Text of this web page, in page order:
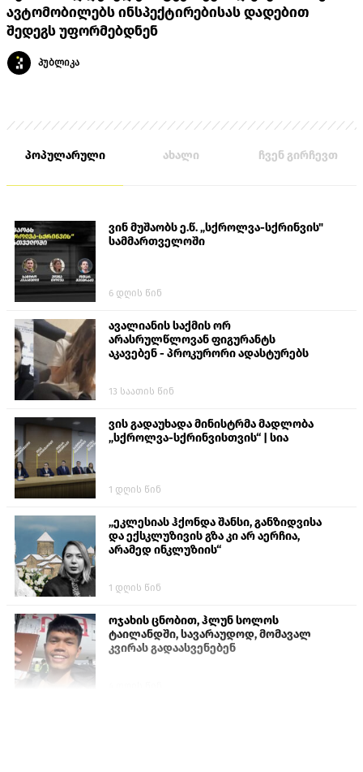
ავტომობილებს ინსპექტირებისას დადებით
შედეგს უფორმებდნენ
პუბლიკა
პოპულარული ახალი ჩვენ გირჩევთ
ვინ მუშაობს ე.წ. „სქროლვა-სქრინვის"
სამმართველოში
6 დღის წინ
ავალიანის საქმის ორ
არასრულწლოვან ფიგურანტს
აკავებენ - პროკურორი ადასტურებს
13 საათის წინ
ვის გადაუხადა მინისტრმა მადლობა
„სქროლვა-სქრინვისთვის“ | სია
1 დღის წინ
„ეკლესიას ჰქონდა შანსი, განზიდვისა
და ექსკლუზივის გზა კი არ აერჩია,
არამედ ინკლუზიის“
1 დღის წინ
ოჯახის ცნობით, ჰლუნ სოლოს
ტაილანდში, სავარაუდოდ, მომავალ
კვირას გადაასვენებენ